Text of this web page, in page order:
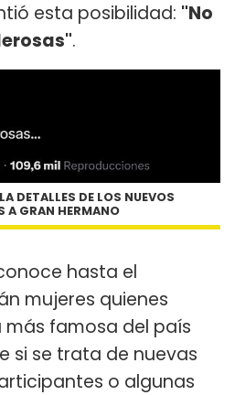
esta posibilidad: "No
.
DETALLES DE LOS NUEVOS
A GRAN HERMANO
hasta el
mujeres quienes
famosa del país
si se trata de nuevas
o algunas